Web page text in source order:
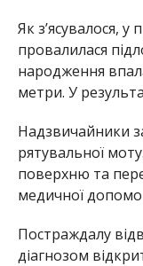
Як з’ясувалося,
провалилася
народження
метри. У
Надзвичайники
рятувальної
поверхню та
медичної
Постраждалу
діагнозом